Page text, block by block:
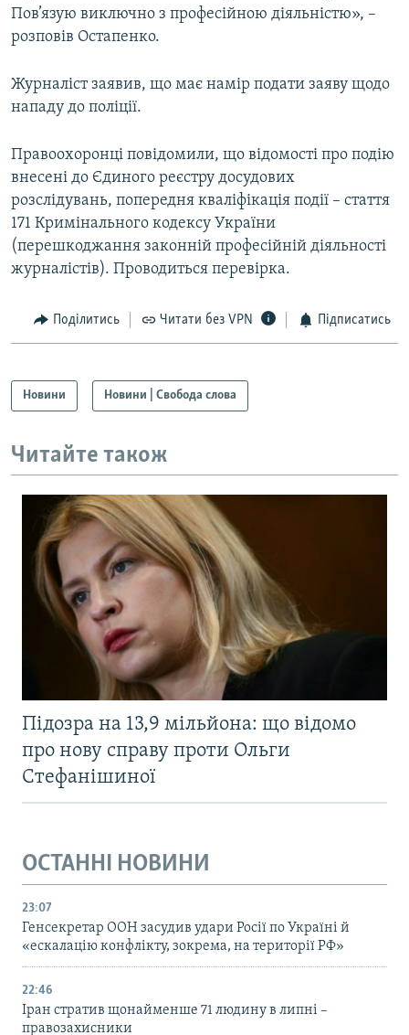
Пов’язую виключно з професійною діяльністю», –
розповів Остапенко.
Журналіст заявив, що має намір подати заяву щодо
нападу до поліції.
Правоохоронці повідомили, що відомості про подію
внесені до Єдиного реєстру досудових
розслідувань, попередня кваліфікація події – стаття
171 Кримінального кодексу України
(перешкоджання законній професійній діяльності
журналістів). Проводиться перевірка.
Поділитись Читати без VPN Підписатись
Новини Новини | Свобода слова
Читайте також
Підозра на 13,9 мільйона: що відомо
про нову справу проти Ольги
Стефанішиної
ОСТАННІ НОВИНИ
23:07
Генсекретар ООН засудив удари Росії по Україні й
«ескалацію конфлікту, зокрема, на території РФ»
22:46
Іран стратив щонайменше 71 людину в липні –
правозахисники